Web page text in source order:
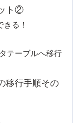
ト②
きる！
テーブルへ移行
移行手順その